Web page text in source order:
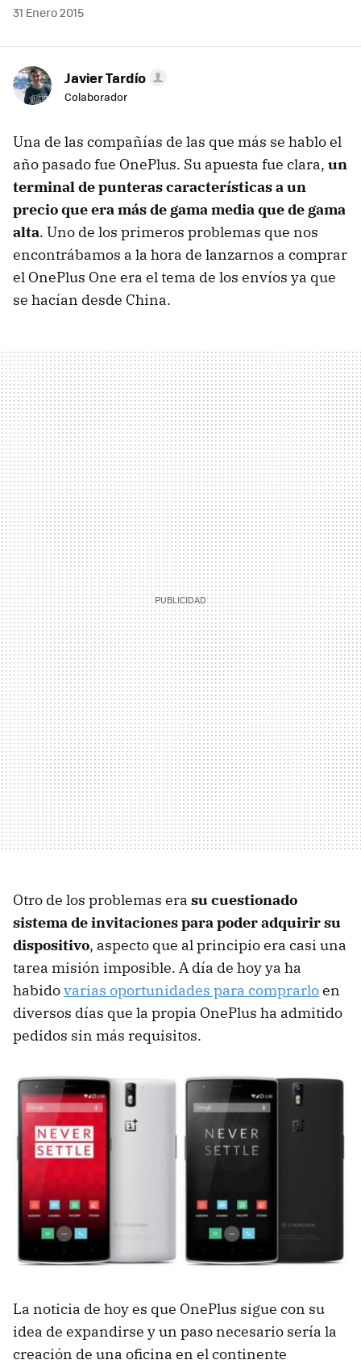
31 Enero 2015
Javier Tardío
Colaborador
Una de las compañías de las que más se hablo el
año pasado fue OnePlus. Su apuesta fue clara, un
terminal de punteras características a un
precio que era más de gama media que de gama
alta. Uno de los primeros problemas que nos
encontrábamos a la hora de lanzarnos a comprar
el OnePlus One era el tema de los envíos ya que
se hacían desde China.
Otro de los problemas era su cuestionado
sistema de invitaciones para poder adquirir su
dispositivo, aspecto que al principio era casi una
tarea misión imposible. A día de hoy ya ha
habidovarias oportunidades para comprarloen
diversos días que la propia OnePlus ha admitido
pedidos sin más requisitos.
La noticia de hoy es que OnePlus sigue con su
idea de expandirse y un paso necesario sería la
creación de una oficina en el continente